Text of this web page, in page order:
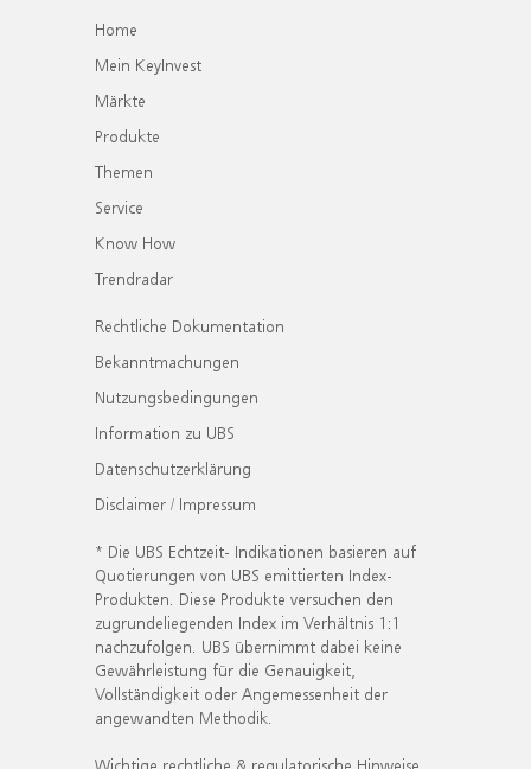
Home
Mein KeyInvest
Märkte
Produkte
Themen
Service
Know How
Trendradar
Rechtliche Dokumentation
Bekanntmachungen
Nutzungsbedingungen
Information zu UBS
Datenschutzerklärung
Disclaimer / Impressum
* Die UBS Echtzeit- Indikationen basieren auf
Quotierungen von UBS emittierten Index-
Produkten. Diese Produkte versuchen den
zugrundeliegenden Index im Verhältnis 1:1
nachzufolgen. UBS übernimmt dabei keine
Gewährleistung für die Genauigkeit,
Vollständigkeit oder Angemessenheit der
angewandten Methodik.